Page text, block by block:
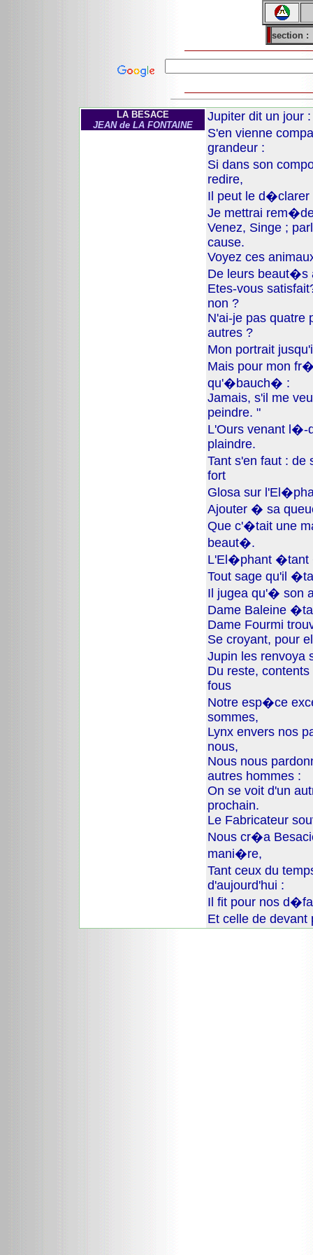
section :
LA BESACE
JEAN de LA FONTAINE
Jupiter dit un jour
S'en vienne
grandeur :
Si dans son
redire,
Il peut le d�clarer
Je mettrai
Venez, Singe ;
cause.
Voyez ces
De leurs
Etes-vous
non ?
N'ai-je pas quatre
autres ?
Mon portrait
Mais pour mon
qu'�bauch� :
Jamais, s'il me
peindre. "
L'Ours venant l�-
plaindre.
Tant s'en faut :
fort
Glosa sur
Ajouter � sa
Que c'�tait une
beaut�.
L'El�phant
Tout sage qu'il
Il jugea qu'� son
Dame Baleine
Dame Fourmi
Se croyant, pour
Jupin les
Du reste,
fous
Notre esp�ce
sommes,
Lynx envers nos
nous,
Nous nous
autres hommes :
On se voit d'un
prochain.
Le Fabricateur
Nous cr�a
mani�re,
Tant ceux du
d'aujourd'hui :
Il fit pour nos
Et celle de